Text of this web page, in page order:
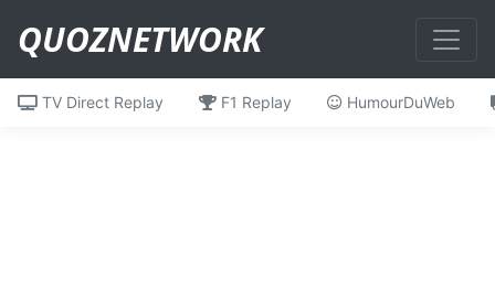
QUOZNETWORK
TV Direct Replay F1 Replay HumourDuWeb